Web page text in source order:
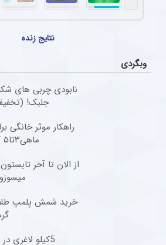
در جریان بازی یوونتوس-چلسی، نیکلاس جکسون تنها پس از ۳۵ دقیقه حضور در زمین تعویض شد و در همین مسابقه میخایلو مودریک نخستین بازی خود را پس
کاپیتان پرسپولیس مقصد جدید خود را
کاپیتان پیشین پرسپولیس در آستانه پیوستن به
تکلیف حضور وینیسیوس در رئال
رسانه انگلیسی اسکای اسپورتس اعلام کرد
دروازهبان اسپانیایی خواهان طلب خود از
آنتونیو آدان، دروازه‌بان اسپانیایی سابق استقلال، به دلیل اختلاف ۱۰۰ تا ۲۰۰ هزار یورویی در مطالبات خود،
نتایج زنده
وبگردی
نابودی چربی های
جلبک!
راهکار موثر خانگی
ماهی۳تا۵ کیلولاغری